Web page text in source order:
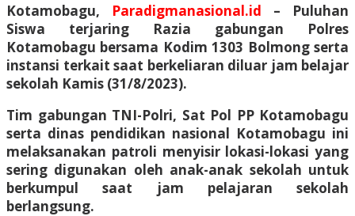
Kotamobagu, Paradigmanasional.id – Puluhan
Siswa terjaring Razia gabungan Polres
Kotamobagu bersama Kodim 1303 Bolmong serta
instansi terkait saat berkeliaran diluar jam belajar
sekolah Kamis (31/8/2023).
Tim gabungan TNI-Polri, Sat Pol PP Kotamobagu
serta dinas pendidikan nasional Kotamobagu ini
melaksanakan patroli menyisir lokasi-lokasi yang
sering digunakan oleh anak-anak sekolah untuk
berkumpul saat jam pelajaran sekolah
berlangsung.